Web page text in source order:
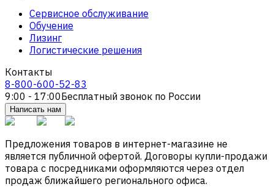
Сервисное обслуживание
Обучение
Лизинг
Логистические решения
Контакты
8-800-600-52-83
9:00 - 17:00Бесплатный звонок по России
Написать нам
Предложения товаров в интернет-магазине не
является публичной офертой. Договоры купли-продажи
товара с посредниками оформляются через отдел
продаж ближайшего регионального офиса.